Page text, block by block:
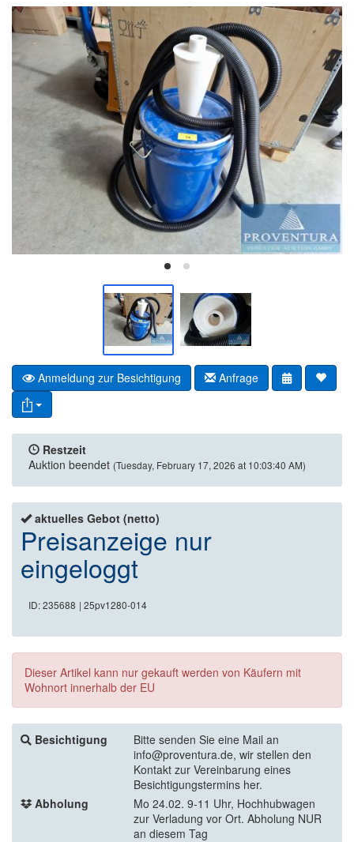
Anmeldung zur Besichtigung Anfrage
Restzeit
Auktion beendet (Tuesday, February 17, 2026 at 10:03:40 AM)
aktuelles Gebot (netto)
Preisanzeige nur
eingeloggt
ID: 235688 | 25pv1280-014
Dieser Artikel kann nur gekauft werden von Käufern mit
Wohnort innerhalb der EU
Besichtigung
Bitte senden Sie eine Mail an
info@proventura.de, wir stellen den
Kontakt zur Vereinbarung eines
Besichtigungstermins her.
Abholung
Mo 24.02. 9-11 Uhr, Hochhubwagen
zur Verladung vor Ort. Abholung NUR
an diesem Tag